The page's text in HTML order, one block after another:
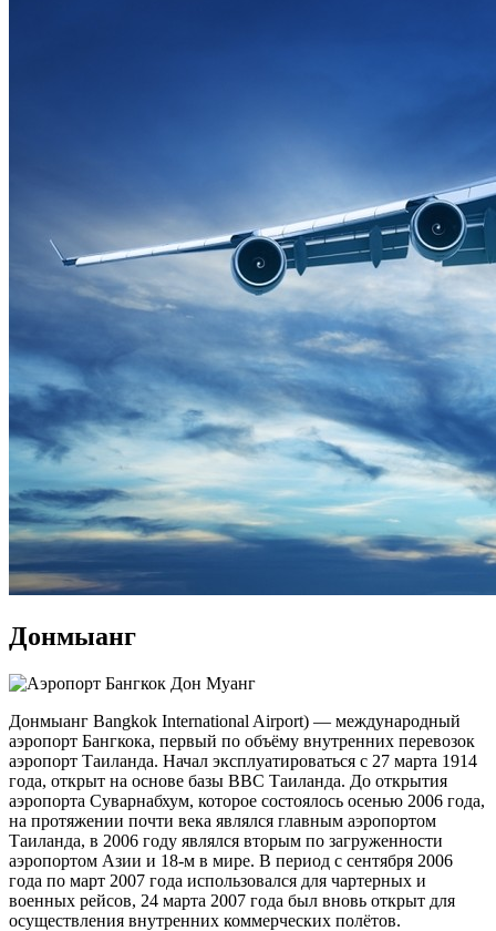
Донмыанг
Донмыанг Bangkok International Airport) — международный
аэропорт Бангкока, первый по объёму внутренних перевозок
аэропорт Таиланда. Начал эксплуатироваться с 27 марта 1914
года, открыт на основе базы ВВС Таиланда. До открытия
аэропорта Суварнабхум, которое состоялось осенью 2006 года,
на протяжении почти века являлся главным аэропортом
Таиланда, в 2006 году являлся вторым по загруженности
аэропортом Азии и 18-м в мире. В период с сентября 2006
года по март 2007 года использовался для чартерных и
военных рейсов, 24 марта 2007 года был вновь открыт для
осуществления внутренних коммерческих полётов.